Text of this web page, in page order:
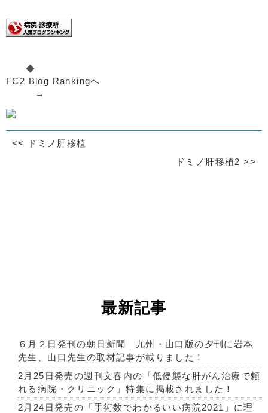
◆
FC2 Blog Rankingへ
→
<<
ドミノ肝移植
ドミノ肝移植2>>
最新記事
６月２日発刊の朝日新聞 九州・山口版の夕刊に岩本
先生、山口先生の取材記事が載りました！
2月25日発売の週刊文春内の「低侵襲な肝がん治療で頼
れる病院・クリニック」特集に掲載されました！
2月24日発売の「手術数でわかるいい病院2021」に理